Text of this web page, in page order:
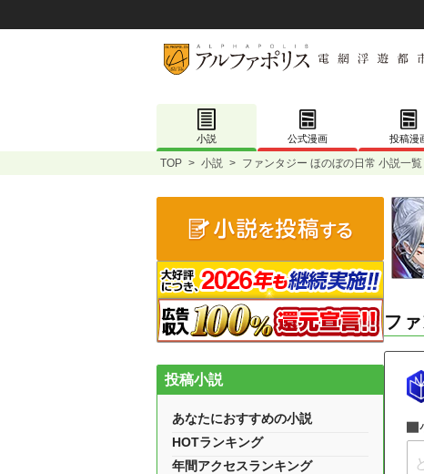
小説 公式漫画 投稿漫
TOP > 小説 > ファンタジー ほのぼの日常 小説一覧
フ
投稿小説
あなたにおすすめの小説
HOTランキング
年間アクセスランキング